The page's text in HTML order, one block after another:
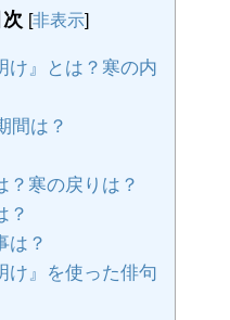
[非表示]
け』とは？寒の内
間は？
？寒の戻りは？
？
は？
け』を使った俳句